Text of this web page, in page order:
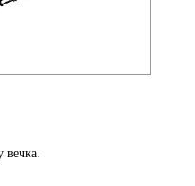
вечка.